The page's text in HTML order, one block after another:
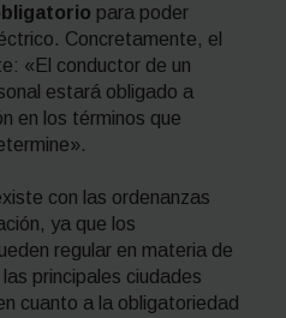
para poder
Concretamente, el
«El conductor de un
estará obligado a
en los términos que
con las ordenanzas
ya que los
regular en materia de
principales ciudades
cuanto a la obligatoriedad